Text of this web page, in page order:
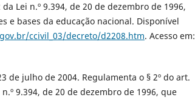
Lei n.º 9.394, de 20 de dezembro de 1996,
e bases da educação nacional. Disponível
ccivil_03/decreto/d2208.htm. Acesso em:
de julho de 2004. Regulamenta o § 2º do art.
9.394, de 20 de dezembro de 1996, que